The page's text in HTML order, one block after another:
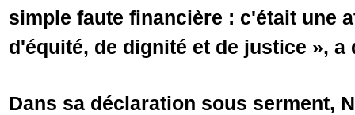
simple faute financière : c'était une
d'équité, de dignité et de justice », a
Dans sa déclaration sous serment,